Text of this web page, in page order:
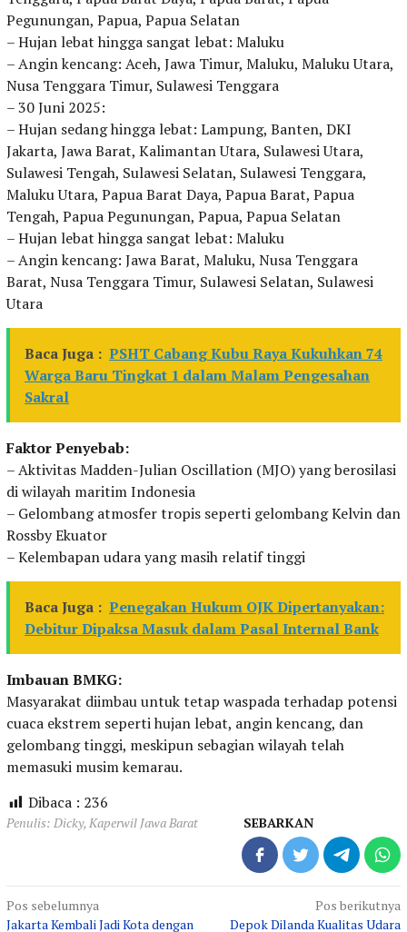
Pegunungan, Papua, Papua Selatan
– Hujan lebat hingga sangat lebat: Maluku
– Angin kencang: Aceh, Jawa Timur, Maluku, Maluku Utara,
Nusa Tenggara Timur, Sulawesi Tenggara
– 30 Juni 2025:
– Hujan sedang hingga lebat: Lampung, Banten, DKI
Jakarta, Jawa Barat, Kalimantan Utara, Sulawesi Utara,
Sulawesi Tengah, Sulawesi Selatan, Sulawesi Tenggara,
Maluku Utara, Papua Barat Daya, Papua Barat, Papua
Tengah, Papua Pegunungan, Papua, Papua Selatan
– Hujan lebat hingga sangat lebat: Maluku
– Angin kencang: Jawa Barat, Maluku, Nusa Tenggara
Barat, Nusa Tenggara Timur, Sulawesi Selatan, Sulawesi
Utara
Baca Juga : PSHT Cabang Kubu Raya Kukuhkan 74
Warga Baru Tingkat 1 dalam Malam Pengesahan
Sakral
Faktor Penyebab:
– Aktivitas Madden-Julian Oscillation (MJO) yang berosilasi
di wilayah maritim Indonesia
– Gelombang atmosfer tropis seperti gelombang Kelvin dan
Rossby Ekuator
– Kelembapan udara yang masih relatif tinggi
Baca Juga : Penegakan Hukum OJK Dipertanyakan:
Debitur Dipaksa Masuk dalam Pasal Internal Bank
Imbauan BMKG:
Masyarakat diimbau untuk tetap waspada terhadap potensi
cuaca ekstrem seperti hujan lebat, angin kencang, dan
gelombang tinggi, meskipun sebagian wilayah telah
memasuki musim kemarau.
Dibaca : 236
Penulis: Dicky, Kaperwil Jawa Barat SEBARKAN
Navigasi
Pos sebelumnya
Jakarta Kembali Jadi Kota dengan
Pos berikutnya
Depok Dilanda Kualitas Udara